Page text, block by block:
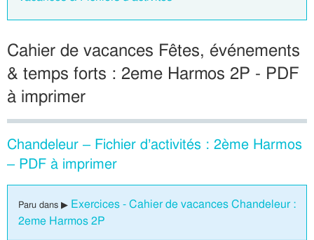
Cahier de vacances Fêtes, événements
& temps forts : 2eme Harmos 2P - PDF
à imprimer
Chandeleur – Fichier d’activités : 2ème Harmos
– PDF à imprimer
Paru dans ▶ Exercices - Cahier de vacances Chandeleur :
2eme Harmos 2P